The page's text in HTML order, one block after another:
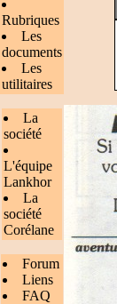
Rubriques
Les
documents
Les
utilitaires
La
société
L'équipe
Lankhor
La
société
Corélane
Forum
Liens
FAQ